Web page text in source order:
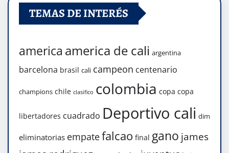
TEMAS DE INTERÉS
america america de cali argentina
barcelona brasil cali campeon centenario
champions chile clasifico colombia copa copa
libertadores cuadrado Deportivo cali dim
eliminatorias empatefalcao final gano james